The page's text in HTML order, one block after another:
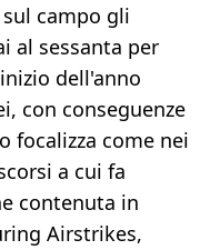
campo gli
al sessanta per
dell'anno
con conseguenze
focalizza come nei
a cui fa
contenuta in
Airstrikes,